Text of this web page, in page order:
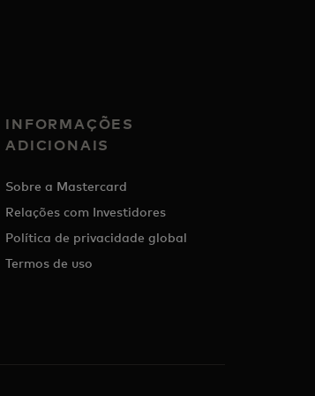
INFORMAÇÕES
ADICIONAIS
Sobre a Mastercard
Relações com Investidores
Política de privacidade global
Termos de uso